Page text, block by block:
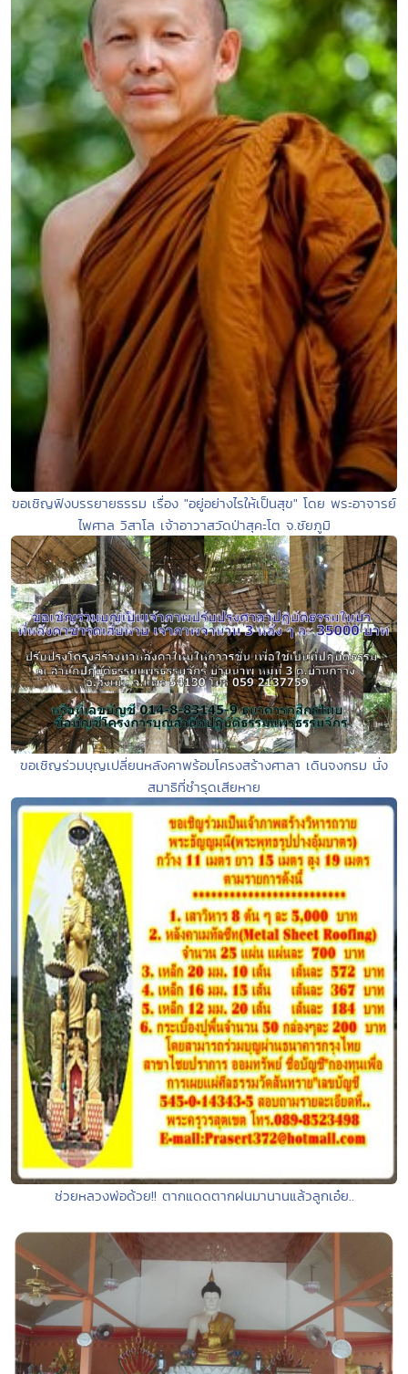
ขอเชิญฟังบรรยายธรรม เรื่อง "อยู่อย่างไรให้เป็นสุข" โดย พระอาจารย์
ไพศาล วิสาโล เจ้าอาวาสวัดป่าสุคะโต จ.ชัยภูมิ
ขอเชิญร่วมบุญเปลี่ยนหลังคาพร้อมโครงสร้างศาลา เดินจงกรม นั่ง
สมาธิที่ชำรุดเสียหาย
ช่วยหลวงพ่อด้วย!! ตากแดดตากฝนมานานแล้วลูกเอ๋ย..